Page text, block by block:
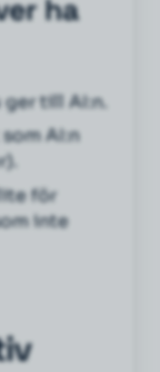
ha
till AI:n.
AI:n
för
inte